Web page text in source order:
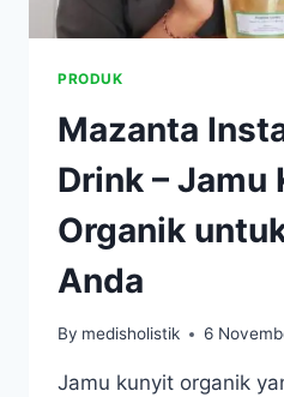
PRODUK
Mazanta
Drink – Jamu
Organik
Anda
By medisholistik 6
Jamu kunyit organik